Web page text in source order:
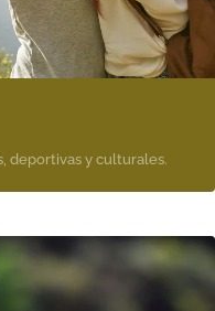
deportivas y culturales.